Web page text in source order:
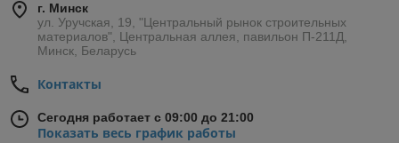
г. Минск
ул. Уручская, 19, "Центральный рынок строительных
материалов", Центральная аллея, павильон П-211Д,
Минск, Беларусь
Контакты
Сегодня работает с 09:00 до 21:00
Показать весь график работы